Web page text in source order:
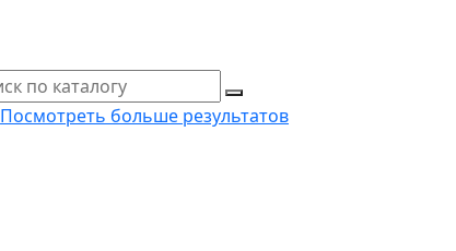
Посмотреть больше результатов